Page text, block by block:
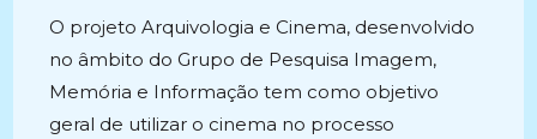
O projeto Arquivologia e Cinema, desenvolvido
no âmbito do Grupo de Pesquisa Imagem,
Memória e Informação tem como objetivo
geral de utilizar o cinema no processo